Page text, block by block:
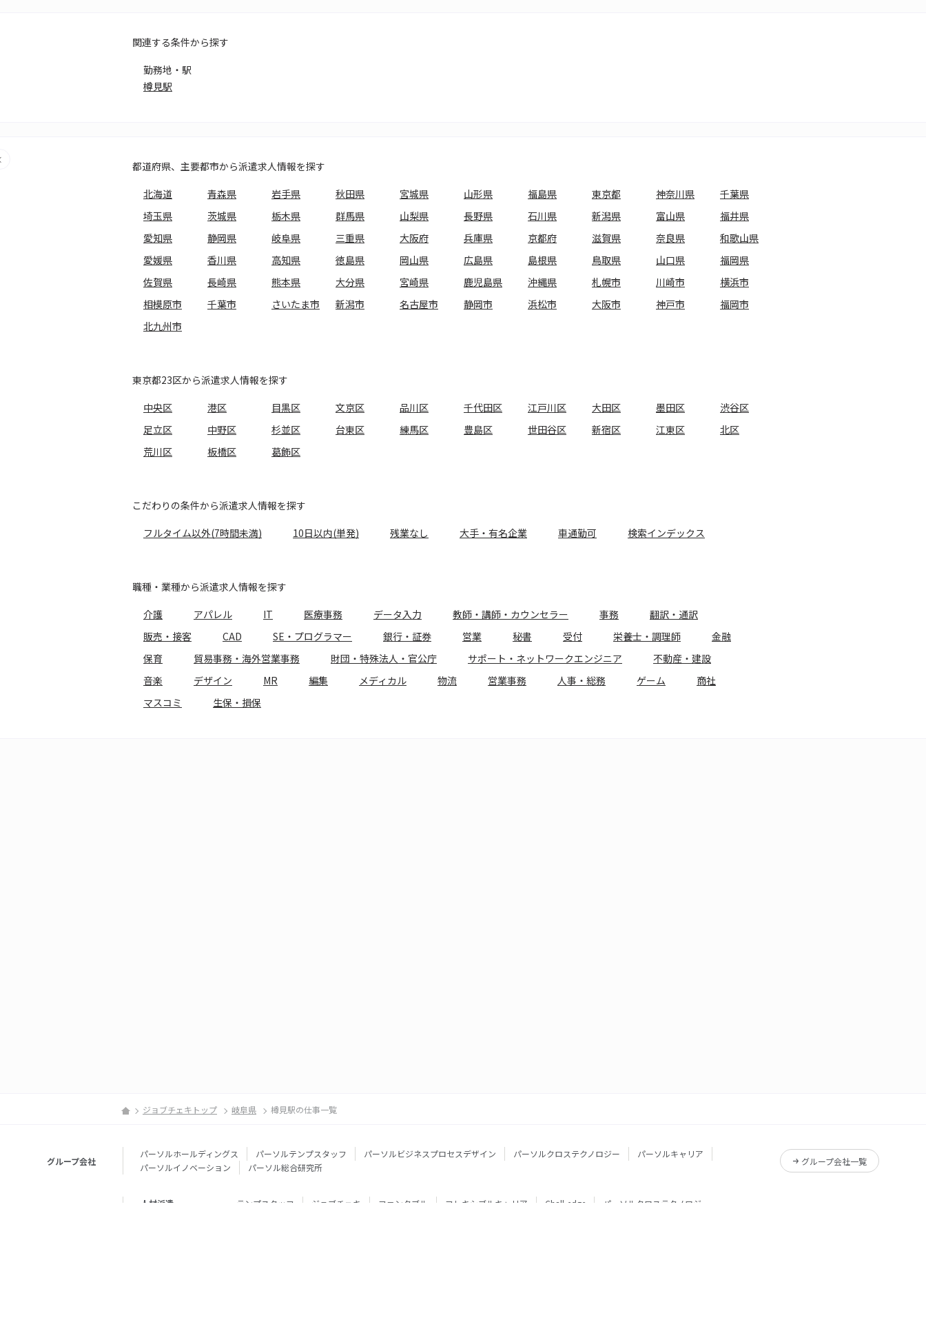
関連する条件から探す
勤務地・駅
樽見駅
都道府県、主要都市から派遣求人情報を探す
北海道
青森県 岩手県 秋田県 宮城県 山形県 福島県 東京都 神奈川県
千葉県
埼玉県
茨城県 栃木県 群馬県 山梨県 長野県 石川県 新潟県 富山県
福井県
愛知県
静岡県 岐阜県 三重県 大阪府 兵庫県 京都府 滋賀県 奈良県
和歌山県
愛媛県
香川県 高知県 徳島県 岡山県 広島県 島根県 鳥取県 山口県
福岡県
佐賀県
長崎県 熊本県 大分県 宮崎県 鹿児島県 沖縄県 札幌市 川崎市
横浜市
相模原市
千葉市 さいたま市 新潟市 名古屋市 静岡市 浜松市 大阪市 神戸市
福岡市
北九州市
東京都23区から派遣求人情報を探す
中央区
港区 目黒区 文京区 品川区 千代田区 江戸川区 大田区 墨田区
渋谷区
足立区
中野区 杉並区 台東区 練馬区 豊島区 世田谷区 新宿区 江東区
北区
荒川区
板橋区 葛飾区
こだわりの条件から派遣求人情報を探す
フルタイム以外(7時間未満)
10日以内(単発) 残業なし 大手・有名企業 車通勤可 検索インデックス
職種・業種から派遣求人情報を探す
介護
アパレル IT 医療事務 データ入力 教師・講師・カウンセラー 事務
翻訳・通訳
販売・接客
CAD SE・プログラマー 銀行・証券 営業 秘書 受付 栄養士・調理師
金融
保育
貿易事務・海外営業事務 財団・特殊法人・官公庁 サポート・ネットワークエンジニア
不動産・建設
音楽
デザイン MR 編集 メディカル 物流 営業事務 人事・総務 ゲーム
商社
マスコミ
生保・損保
ジョブチェキトップ 岐阜県 樽見駅の仕事一覧
グループ会社
パーソルホールディングス パーソルテンプスタッフ パーソルビジネスプロセスデザイン パーソルクロステクノロジー
パーソルキャリア
パーソルイノベーション
パーソル総合研究所
グループ会社一覧
人材派遣 テンプスタッフ ジョブチェキ ファンタブル フレキシブルキャリア Chall-edge
パーソルクロステクノロジー